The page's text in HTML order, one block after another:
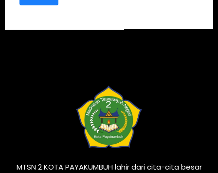
MTSN 2 KOTA PAYAKUMBUH lahir dari cita-cita besar